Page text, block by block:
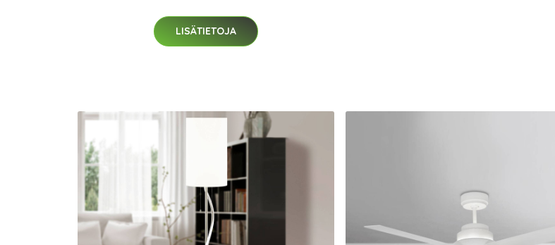
LISÄTIETOJA